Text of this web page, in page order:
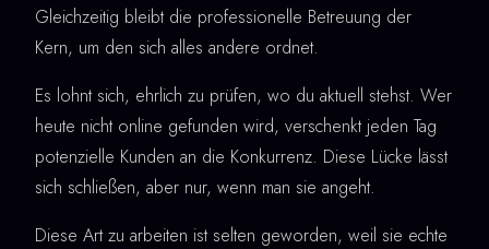
Gleichzeitig bleibt die professionelle Betreuung der
Kern, um den sich alles andere ordnet.
Es lohnt sich, ehrlich zu prüfen, wo du aktuell stehst. Wer
heute nicht online gefunden wird, verschenkt jeden Tag
potenzielle Kunden an die Konkurrenz. Diese Lücke lässt
sich schließen, aber nur, wenn man sie angeht.
Diese Art zu arbeiten ist selten geworden, weil sie echte